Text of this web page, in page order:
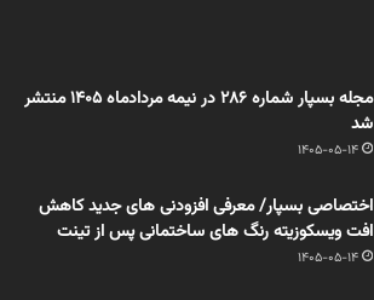
مجله بسپار شماره 286 در نیمه مردادماه 1405 منتشر
شد
1405-05-14
اختصاصی بسپار/ معرفی افزودنی های جدید کاهش
افت ویسکوزیته رنگ های ساختمانی پس از تینت
1405-05-14